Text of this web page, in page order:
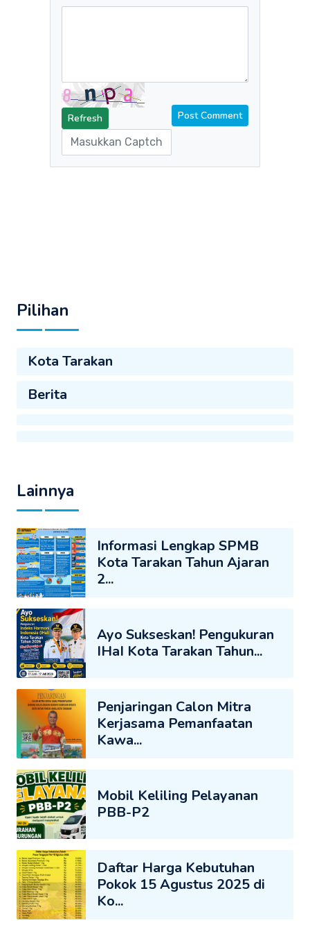
Refresh
Pilihan
Kota Tarakan
Berita
Lainnya
Informasi Lengkap SPMB
Kota Tarakan Tahun Ajaran
2...
Ayo Sukseskan! Pengukuran
IHaI Kota Tarakan Tahun...
Penjaringan Calon Mitra
Kerjasama Pemanfaatan
Kawa...
Mobil Keliling Pelayanan
PBB-P2
Daftar Harga Kebutuhan
Pokok 15 Agustus 2025 di
Ko...